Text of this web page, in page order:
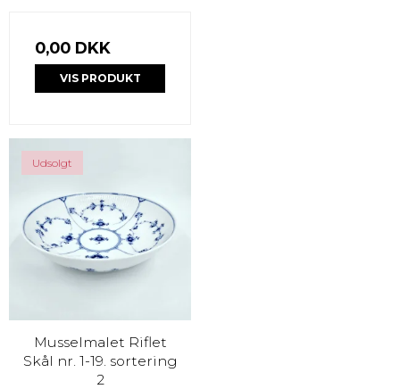
0,00 DKK
VIS PRODUKT
Udsolgt
Musselmalet Riflet
Skål nr. 1-19. sortering
2